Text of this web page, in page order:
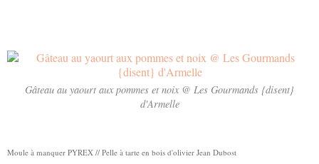
Gâteau au yaourt aux pommes et noix @ Les Gourmands {disent}
d'Armelle
Moule à manquer PYREX // Pelle à tarte en bois d'olivier Jean Dubost